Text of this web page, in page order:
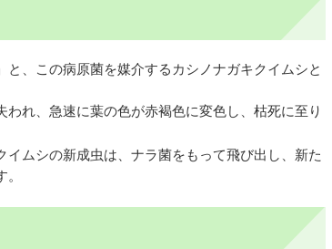
、この病原菌を媒介するカシノナガキクイムシと
れ、急速に葉の色が赤褐色に変色し、枯死に至り
イムシの新成虫は、ナラ菌をもって飛び出し、新た